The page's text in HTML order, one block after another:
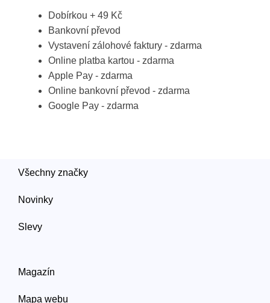
Dobírkou + 49 Kč
Bankovní převod
Vystavení zálohové faktury - zdarma
Online platba kartou - zdarma
Apple Pay - zdarma
Online bankovní převod - zdarma
Google Pay - zdarma
Všechny značky
Novinky
Slevy
Magazín
Mapa webu